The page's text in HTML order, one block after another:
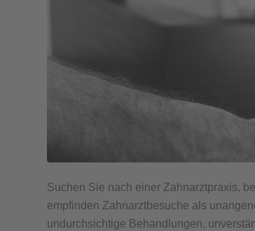
Suchen Sie nach einer Zahnarztpraxis,
empfinden Zahnarztbesuche als
undurchsichtige Behandlungen,